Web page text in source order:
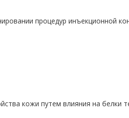
процедур инъекционной
кожи путем влияния на белки